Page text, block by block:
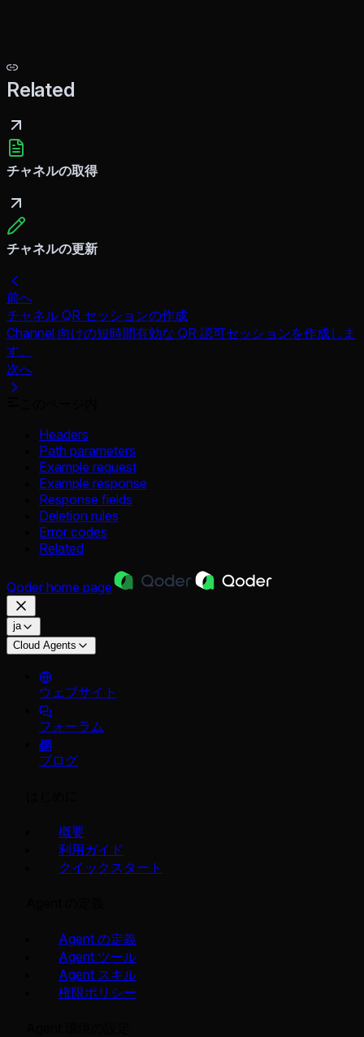
Related
チャネルの取得
チャネルの更新
前へ
チャネル QR セッションの作成
Channel 向けの短時間有効な QR 認可セッションを作成しま
す。
次へ
Headers
Path parameters
Example request
Example response
Response fields
Deletion rules
Error codes
Related
Qoder home page
ja
Cloud Agents
ウェブサイト
フォーラム
ブログ
概要
利用ガイド
クイックスタート
Agent の定義
Agent ツール
Agent スキル
権限ポリシー